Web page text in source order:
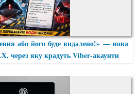
або його буде видалено!» — нова
через яку крадуть Viber-акаунти